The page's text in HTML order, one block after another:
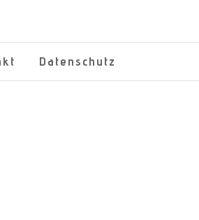
Datenschutz